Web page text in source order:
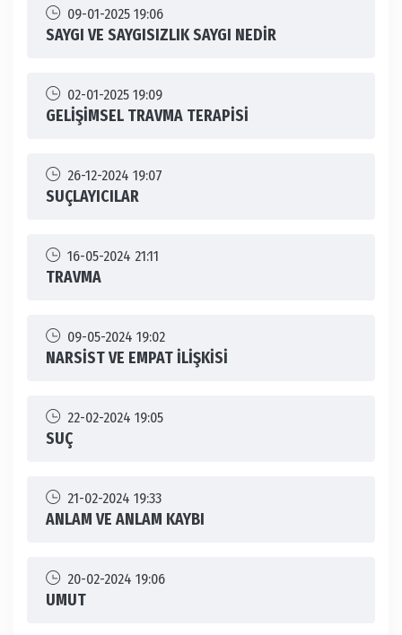
09-01-2025 19:06
SAYGI VE SAYGISIZLIK SAYGI NEDİR
02-01-2025 19:09
GELİŞİMSEL TRAVMA TERAPİSİ
26-12-2024 19:07
SUÇLAYICILAR
16-05-2024 21:11
TRAVMA
09-05-2024 19:02
NARSİST VE EMPAT İLİŞKİSİ
22-02-2024 19:05
SUÇ
21-02-2024 19:33
ANLAM VE ANLAM KAYBI
20-02-2024 19:06
UMUT